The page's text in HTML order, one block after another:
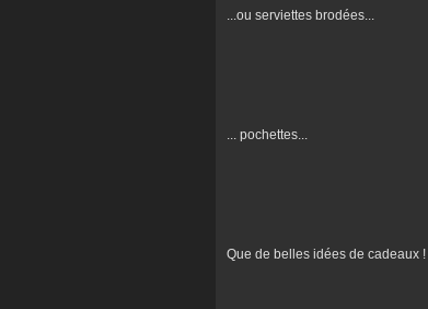
...ou serviettes brodées...
... pochettes...
Que de belles idées de cadeaux !